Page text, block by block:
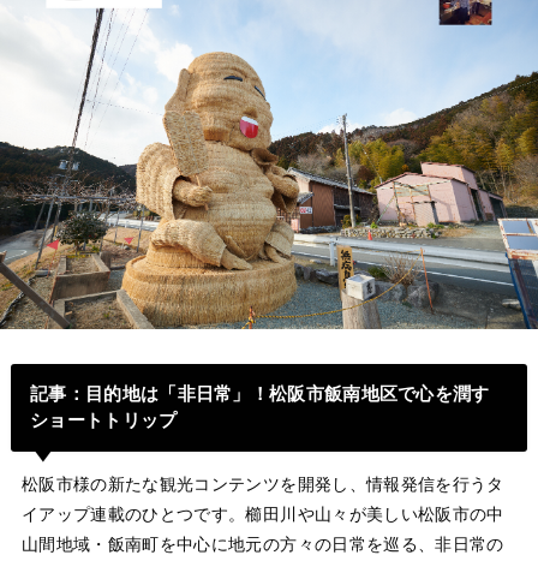
記事 ： 目的地は「非日常」！松阪市飯南地区で心を潤す
ショートトリップ
松阪市様の新たな観光コンテンツを開発し、情報発信を行うタ
イアップ連載のひとつです。櫛田川や山々が美しい松阪市の中
山間地域・飯南町を中心に地元の方々の日常を巡る、非日常の